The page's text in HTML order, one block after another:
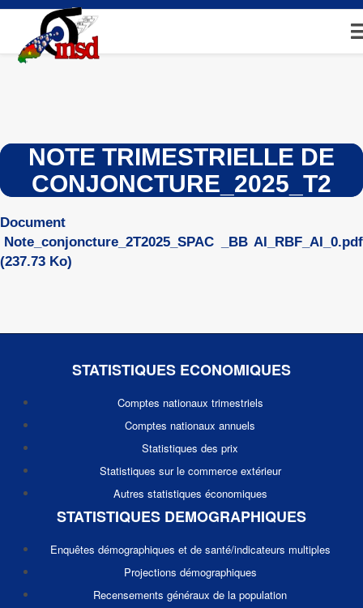
Aller
contenu
principal
NOTE TRIMESTRIELLE DE
CONJONCTURE_2025_T2
Document
Note_conjoncture_2T2025_SPAC _BB AI_RBF_AI_0.pdf
(237.73 Ko)
STATISTIQUES ECONOMIQUES
Comptes nationaux trimestriels
Comptes nationaux annuels
Statistiques des prix
Statistiques sur le commerce extérieur
Autres statistiques économiques
STATISTIQUES DEMOGRAPHIQUES
Enquêtes démographiques et de santé/indicateurs multiples
Projections démographiques
Recensements généraux de la population